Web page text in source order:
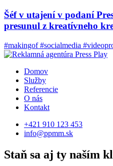
Šéf v utajení v podaní
presunul z kreatívneho
#makingof #socialmedia
Domov
Služby
Referencie
O nás
Kontakt
+421 910 123 453
info@ppmm.sk
Staň sa aj ty naším